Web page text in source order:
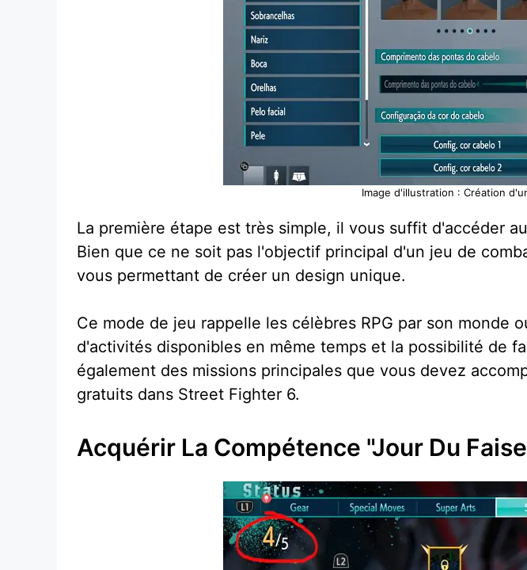
Image d'illustration : Création
La première étape est très simple, il vous suffit d'accéder
Bien que ce ne soit pas l'objectif principal d'un jeu de
vous permettant de créer un design unique.
Ce mode de jeu rappelle les célèbres RPG par son monde
d'activités disponibles en même temps et la possibilité de
également des missions principales que vous devez
gratuits dans Street Fighter 6.
Acquérir La Compétence "Jour Du